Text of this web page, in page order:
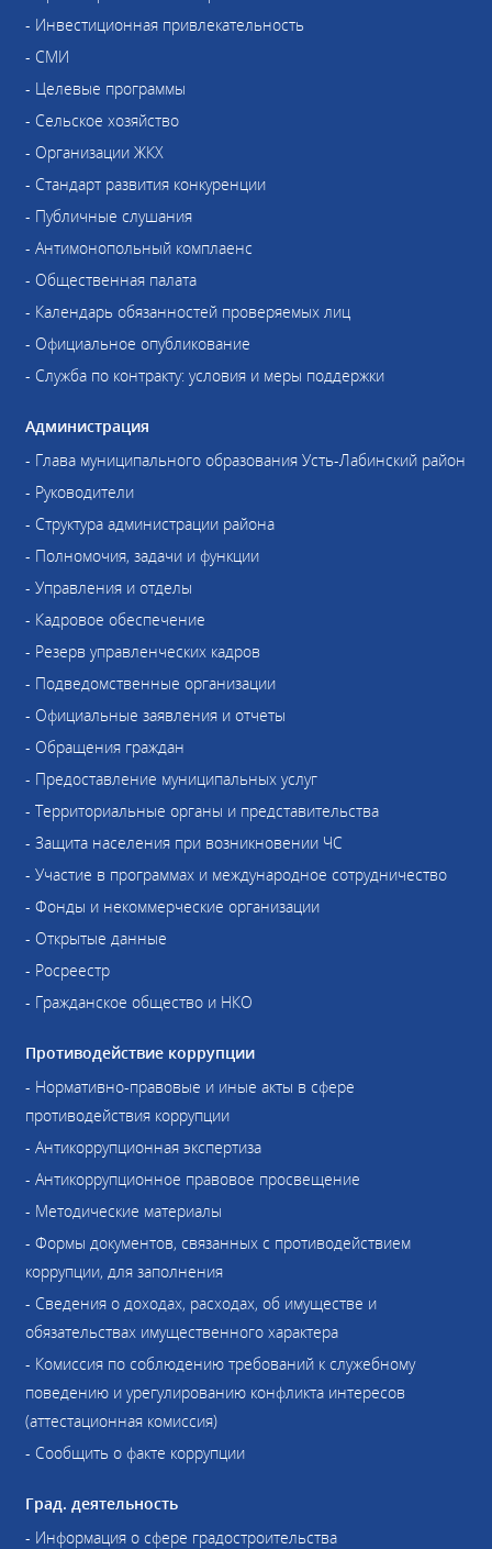
- Инвестиционная привлекательность
- СМИ
- Целевые программы
- Сельское хозяйство
- Организации ЖКХ
- Стандарт развития конкуренции
- Публичные слушания
- Антимонопольный комплаенс
- Общественная палата
- Календарь обязанностей проверяемых лиц
- Официальное опубликование
- Служба по контракту: условия и меры поддержки
Администрация
- Глава муниципального образования Усть-Лабинский район
- Руководители
- Структура администрации района
- Полномочия, задачи и функции
- Управления и отделы
- Кадровое обеспечение
- Резерв управленческих кадров
- Подведомственные организации
- Официальные заявления и отчеты
- Обращения граждан
- Предоставление муниципальных услуг
- Территориальные органы и представительства
- Защита населения при возникновении ЧС
- Участие в программах и международное сотрудничество
- Фонды и некоммерческие организации
- Открытые данные
- Росреестр
- Гражданское общество и НКО
Противодействие коррупции
- Нормативно-правовые и иные акты в сфере
противодействия коррупции
- Антикоррупционная экспертиза
- Антикоррупционное правовое просвещение
- Методические материалы
- Формы документов, связанных с противодействием
коррупции, для заполнения
- Сведения о доходах, расходах, об имуществе и
обязательствах имущественного характера
- Комиссия по соблюдению требований к служебному
поведению и урегулированию конфликта интересов
(аттестационная комиссия)
- Сообщить о факте коррупции
Град. деятельность
- Информация о сфере градостроительства